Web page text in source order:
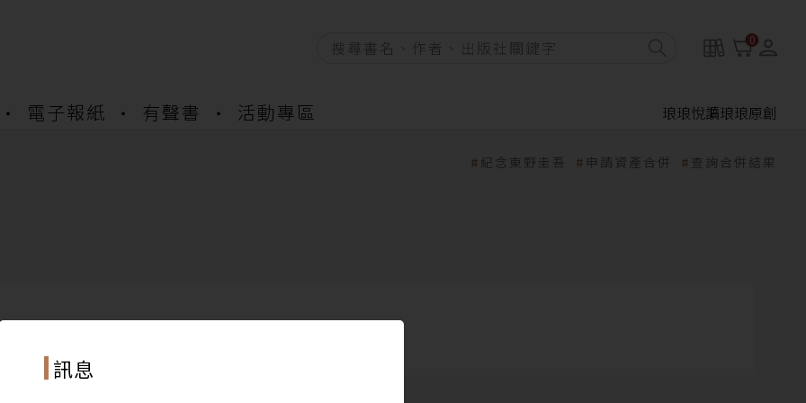
0
電子報紙 有聲書 活動專區 琅琅悅讀琅琅原創
訊息
合併結果查詢
紀念東野圭吾 申請資產合併 查詢合併結果